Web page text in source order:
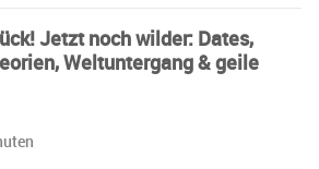
Jetzt noch wilder: Dates,
Weltuntergang & geile